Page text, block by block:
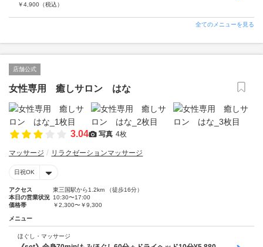
￥4,900 （税込）
全てのメニューを見る
店舗公式
女性専用 癒しサロン はな
3.04 写真 4枚
マッサージ リラクゼーションマッサージ
日祝OK
アクセス
東三国駅から1.2km （徒歩16分）
本日の営業状況 10:30〜17:00
価格帯
￥2,300〜￥9,300
メニュー
ほぐし・マッサージ